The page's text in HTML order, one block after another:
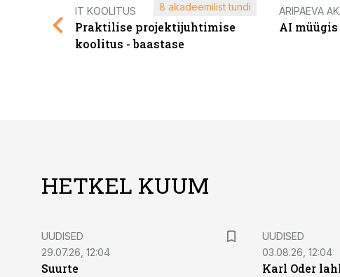
IT KOOLITUS
Praktilise projektijuhtimise
koolitus - baastase
8 akadeemilist tundi ÄRIPÄEVA
AI
HETKEL KUUM
UUDISED
29.07.26, 12:04
Suurte
UUDISED
03.08.26, 12:04
Karl Oder